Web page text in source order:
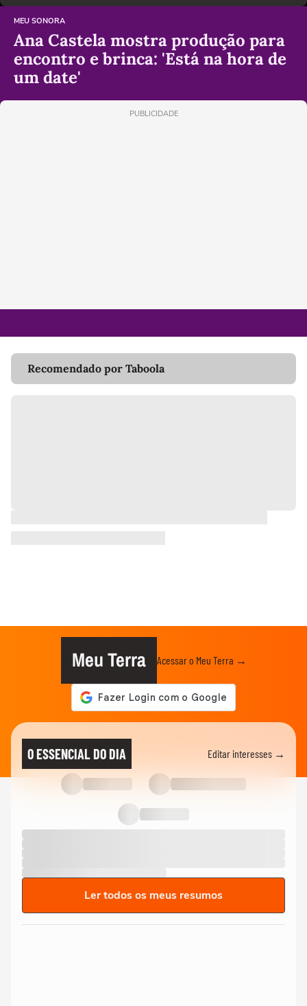
MEU SONORA
Ana Castela mostra produção para
encontro e brinca: 'Está na hora de
um date'
PUBLICIDADE
Recomendado por Taboola
Meu Terra Acessar o Meu Terra →
O ESSENCIAL DO DIA Editar interesses →
Ler todos os meus resumos